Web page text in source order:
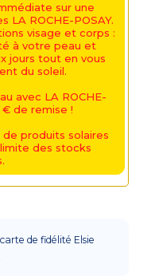
sur une
LA ROCHE-POSAY.
visage et corps :
à votre peau et
jours tout en vous
du soleil.
avec LA ROCHE-
de remise !
produits solaires
limite des stocks
de fidélité Elsie